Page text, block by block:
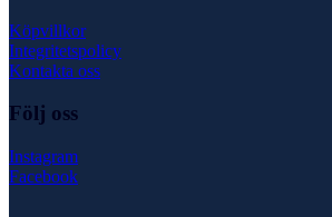
Köpvillkor
Integritetspolicy
Kontakta oss
Följ oss
Instagram
Facebook